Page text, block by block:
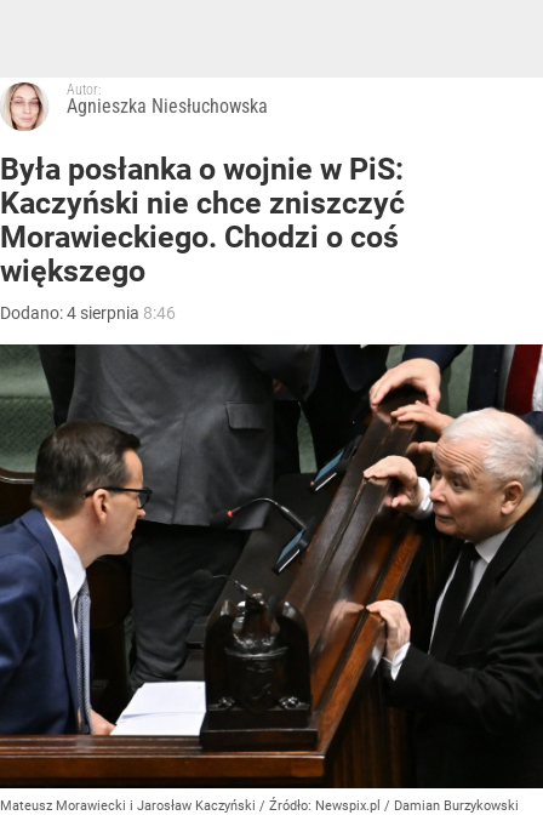
Autor:
Agnieszka Niesłuchowska
Była posłanka o wojnie w PiS:
Kaczyński nie chce zniszczyć
Morawieckiego. Chodzi o coś
większego
Dodano:4 sierpnia 8:46
Mateusz Morawiecki i Jarosław Kaczyński / Źródło: Newspix.pl / Damian Burzykowski